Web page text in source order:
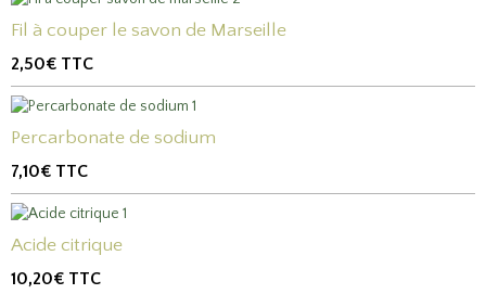
Fil à couper le savon de Marseille
2,50€ TTC
Percarbonate de sodium
7,10€ TTC
Acide citrique
10,20€ TTC